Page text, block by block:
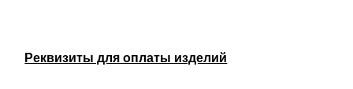
Реквизиты для оплаты изделий